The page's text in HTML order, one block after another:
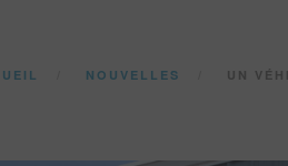
NOUVELLES UN